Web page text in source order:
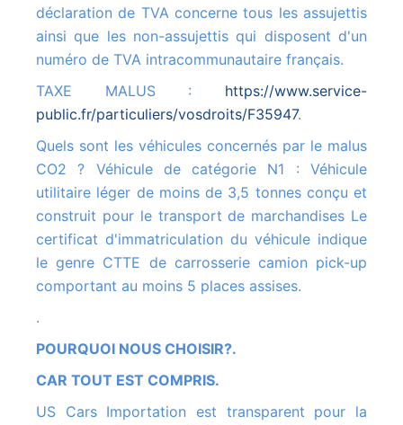
déclaration de TVA concerne tous les assujettis
ainsi que les non-assujettis qui disposent d'un
numéro de TVA intracommunautaire français.
TAXE MALUS : https://www.service-
public.fr/particuliers/vosdroits/F35947.
Quels sont les véhicules concernés par le malus
CO2 ? Véhicule de catégorie N1 : Véhicule
utilitaire léger de moins de 3,5 tonnes conçu et
construit pour le transport de marchandises Le
certificat d'immatriculation du véhicule indique
le genre CTTE de carrosserie camion pick-up
comportant au moins 5 places assises.
.
POURQUOI NOUS CHOISIR?.
CAR TOUT EST COMPRIS.
US Cars Importation est transparent pour la